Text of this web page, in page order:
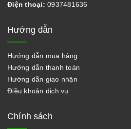
Điện thoại: 0937481636
Hướng dẫn
Hướng dẫn mua hàng
Hướng dẫn thanh toán
Hướng dẫn giao nhận
Điều khoản dịch vụ
Chính sách